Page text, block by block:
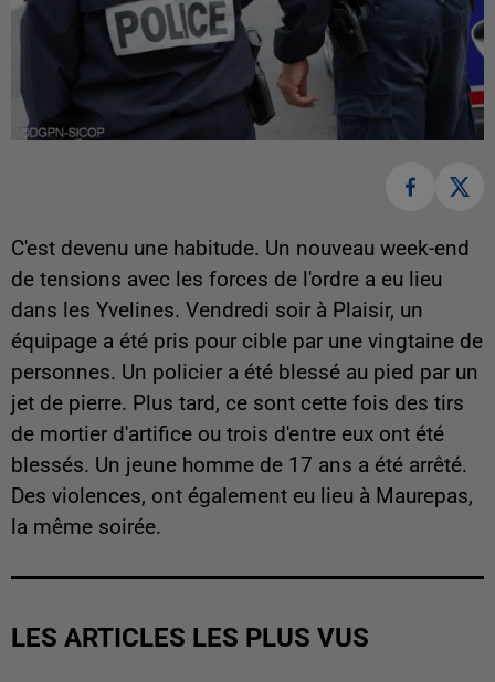
C'est devenu une habitude. Un nouveau week-end
de tensions avec les forces de l'ordre a eu lieu
dans les Yvelines. Vendredi soir à Plaisir, un
équipage a été pris pour cible par une vingtaine de
personnes. Un policier a été blessé au pied par un
jet de pierre. Plus tard, ce sont cette fois des tirs
de mortier d'artifice ou trois d'entre eux ont été
blessés. Un jeune homme de 17 ans a été arrêté.
Des violences, ont également eu lieu à Maurepas,
la même soirée.
LES ARTICLES LES PLUS VUS